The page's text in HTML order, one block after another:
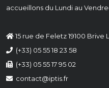
accueillons du Lundi au
15 rue de Feletz 19100 Brive
(+33) 05 55 18 23 58
(+33) 05 55 17 95 02
contact@iptis.fr